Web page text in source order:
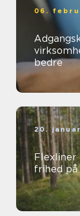
06.
bedre
20.
Flexliner
frihed